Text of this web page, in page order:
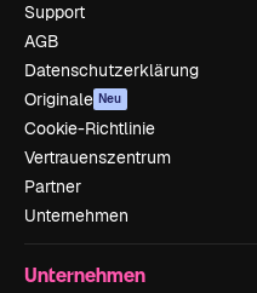
Support
AGB
Datenschutzerklärung
Originale Neu
Cookie-Richtlinie
Vertrauenszentrum
Partner
Unternehmen
Unternehmen